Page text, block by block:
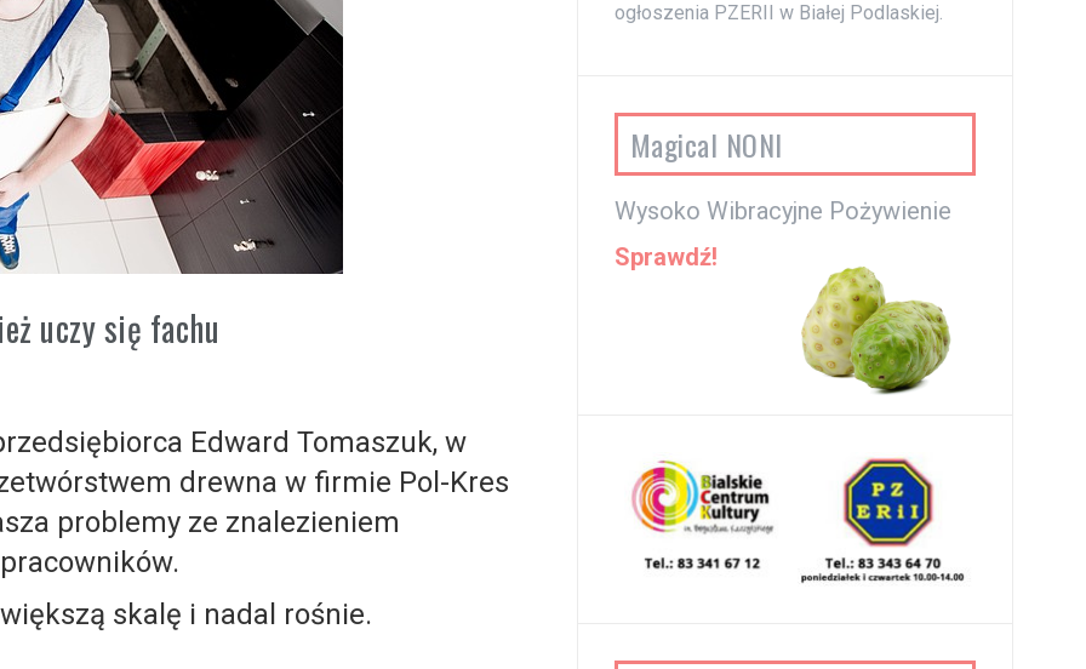
uczy się fachu
Edward Tomaszuk, w
drewna w firmie Pol-Kres
problemy ze znalezieniem
skalę i nadal rośnie.
ogłoszenia PZERII w Białej Podlaskiej.
Magical NONI
Wysoko Wibracyjne Pożywienie
Sprawdź!